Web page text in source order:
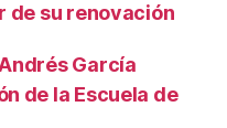
de su renovación
García
de la Escuela de